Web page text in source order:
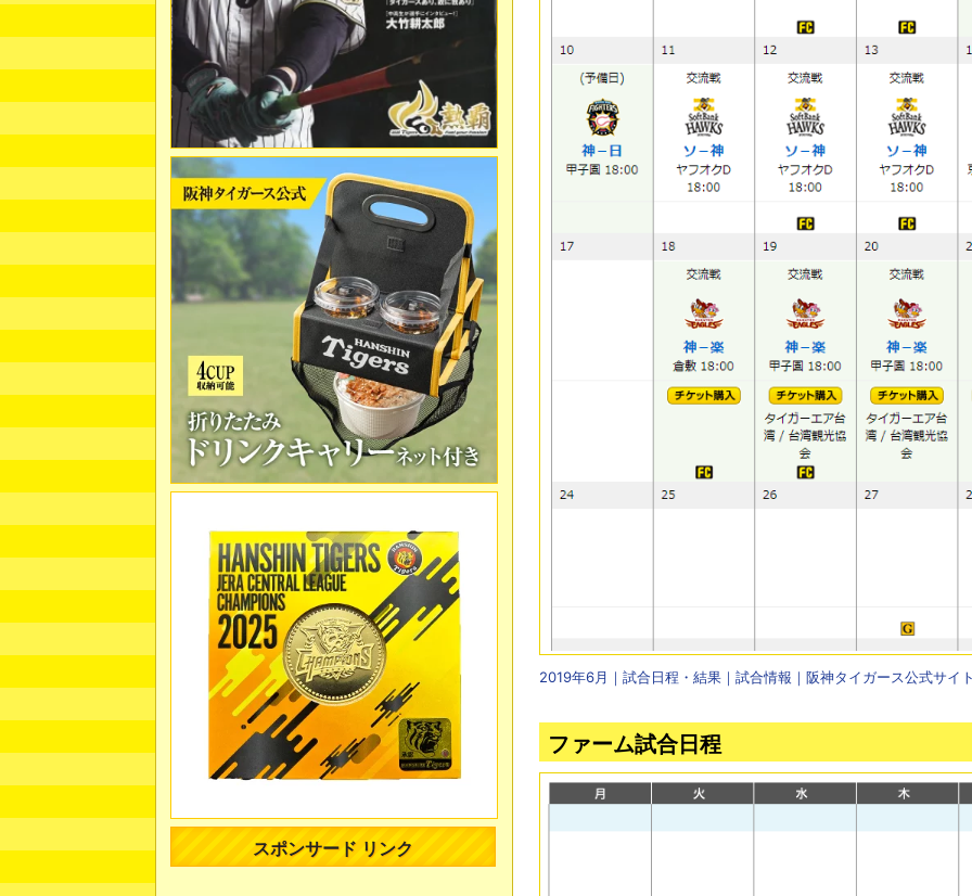
2019年6月｜試合日程・結果｜試合情報｜阪神タイガース公式サイ
ファーム試合日程
スポンサード リンク